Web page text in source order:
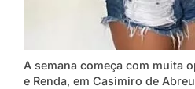
A semana começa com muita
e Renda, em Casimiro de